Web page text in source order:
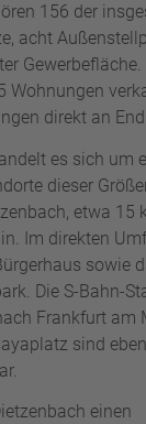
156 der
acht
Gewerbefläche.
Wohnungen
direkt an
es sich um
dieser
etwa 15
Im direkten
sowie
Die S-Bahn-
Frankfurt am
sind
einen